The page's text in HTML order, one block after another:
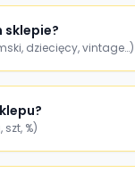
sklepie?
dziecięcy, vintage…)
%)